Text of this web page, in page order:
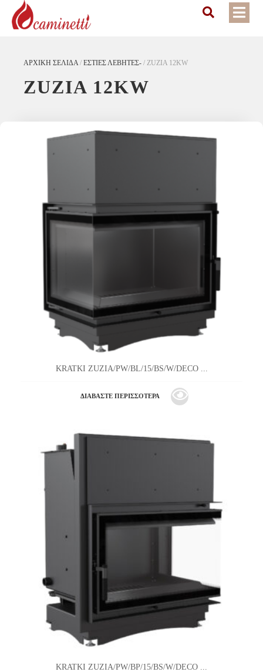
ΑΡΧΙΚΉ ΣΕΛΊΔΑ / ΕΣΤΙΕΣ ΛΕΒΗΤΕΣ- / ZUZIA 12KW
ZUZIA 12KW
KRATKI ZUZIA/PW/BL/15/BS/W/DECO ...
ΔΙΑΒΆΣΤΕ ΠΕΡΙΣΣΌΤΕΡΑ
KRATKI ZUZIA/PW/BP/15/BS/W/DECO ...